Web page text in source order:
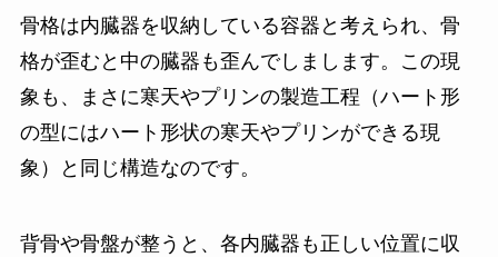
骨格は内臓器を収納している容器と考えられ、骨
格が歪むと中の臓器も歪んでしまします。この現
象も、まさに寒天やプリンの製造工程（ハート形
の型にはハート形状の寒天やプリンができる現
象）と同じ構造なのです。
背骨や骨盤が整うと、各内臓器も正しい位置に収